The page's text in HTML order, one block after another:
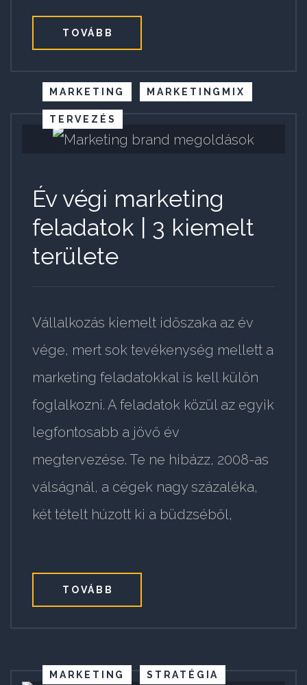
TOVÁBB
MARKETING MARKETINGMIX
TERVEZÉS
Év végi marketing
feladatok | 3 kiemelt
területe
Vállalkozás kiemelt időszaka az év
vége, mert sok tevékenység mellett a
marketing feladatokkal is kell külön
foglalkozni. A feladatok közül az egyik
legfontosabb a jövő év
megtervezése. Te ne hibázz, 2008-as
válságnál, a cégek nagy százaléka,
két tételt húzott ki a büdzséből,
TOVÁBB
MARKETING STRATÉGIA